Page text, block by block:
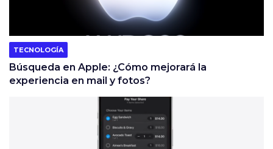
TECNOLOGÍA
Búsqueda en Apple: ¿Cómo mejorará la
experiencia en mail y fotos?